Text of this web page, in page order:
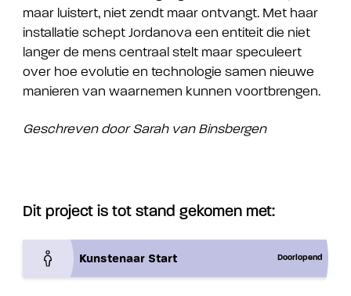
maar luistert, niet zendt maar ontvangt. Met haar
installatie schept Jordanova een entiteit die niet
langer de mens centraal stelt maar speculeert
over hoe evolutie en technologie samen nieuwe
manieren van waarnemen kunnen voortbrengen.
Geschreven door Sarah van Binsbergen
Dit project is tot stand gekomen met:
Kunstenaar Start Doorlopend